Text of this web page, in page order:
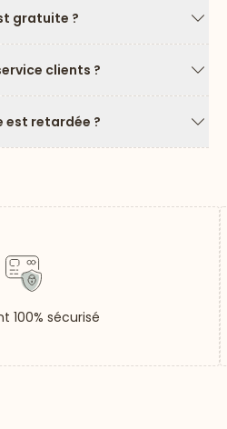
gratuite ?
clients ?
est retardée ?
100% sécurisé